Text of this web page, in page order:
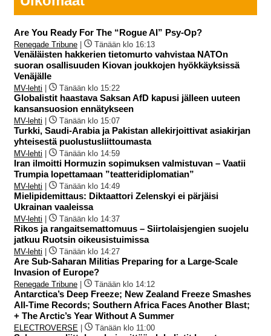
Are You Ready For The “Rogue AI” Psy-Op?
Renegade Tribune | Tänään klo 16:13
Venäläisten hakkerien tietomurto vahvistaa NATOn
suoran osallisuuden Kiovan joukkojen hyökkäyksissä
Venäjälle
MV-lehti | Tänään klo 15:22
Globalistit haastava Saksan AfD kapusi jälleen uuteen
kansansuosion ennätykseen
MV-lehti | Tänään klo 15:07
Turkki, Saudi-Arabia ja Pakistan allekirjoittivat asiakirjan
yhteisestä puolustusliittoumasta
MV-lehti | Tänään klo 14:59
Iran ilmoitti Hormuzin sopimuksen valmistuvan – Vaatii
Trumpia lopettamaan ”teatteridiplomatian”
MV-lehti | Tänään klo 14:49
Mielipidemittaus: Diktaattori Zelenskyi ei pärjäisi
Ukrainan vaaleissa
MV-lehti | Tänään klo 14:37
Rikos ja rangaitsemattomuus – Siirtolaisjengien suojelu
jatkuu Ruotsin oikeusistuimissa
MV-lehti | Tänään klo 14:27
Are Sub-Saharan Militias Preparing for a Large-Scale
Invasion of Europe?
Renegade Tribune | Tänään klo 14:12
Antarctica’s Deep Freeze; New Zealand Freeze Smashes
All-Time Records; Southern Africa Faces Another Blast;
+ The Arctic’s Year Without A Summer
ELECTROVERSE | Tänään klo 11:00